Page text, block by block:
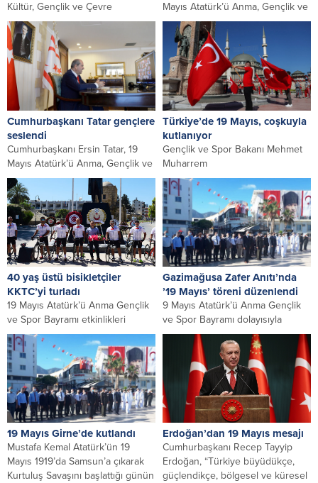
Kültür, Gençlik ve Çevre
Bakanlığına bağlı Gençlik Dairesi
Müdürlüğü, 19 Mayıs Atatürk’ü...
Mayıs Atatürk’ü Anma, Gençlik ve
Spor Bayramı dolayısıyla bir grup
gençle,...
Cumhurbaşkanı Tatar gençlere
seslendi
Cumhurbaşkanı Ersin Tatar, 19
Mayıs Atatürk’ü Anma, Gençlik ve
Spor Bayramı dolayısıyla BRTK’nın
“Manşet Programı’na...
Türkiye’de 19 Mayıs, coşkuyla
kutlanıyor
Gençlik ve Spor Bakanı Mehmet
Muharrem
Kasapoğlu, beraberindeki heyetle
19 Mayıs Atatürk’ü Anma, Gençlik
ve Spor...
40 yaş üstü bisikletçiler
KKTC’yi turladı
19 Mayıs Atatürk’ü Anma Gençlik
ve Spor Bayramı etkinlikleri
çerçevesinde 40 yaş üstü bisiklet
grubu...
Gazimağusa Zafer Anıtı’nda
’19 Mayıs’ töreni düzenlendi
9 Mayıs Atatürk’ü Anma Gençlik
ve Spor Bayramı dolayısıyla
Gazimağusa Zafer Anıtı’nda tören
düzenlendi. Protokol...
19 Mayıs Girne’de kutlandı
Mustafa Kemal Atatürk’ün 19
Mayıs 1919’da Samsun’a çıkarak
Kurtuluş Savaşını başlattığı günün
Erdoğan’dan 19 Mayıs mesajı
Cumhurbaşkanı Recep Tayyip
Erdoğan, “Türkiye büyüdükçe,
güçlendikçe, bölgesel ve küresel